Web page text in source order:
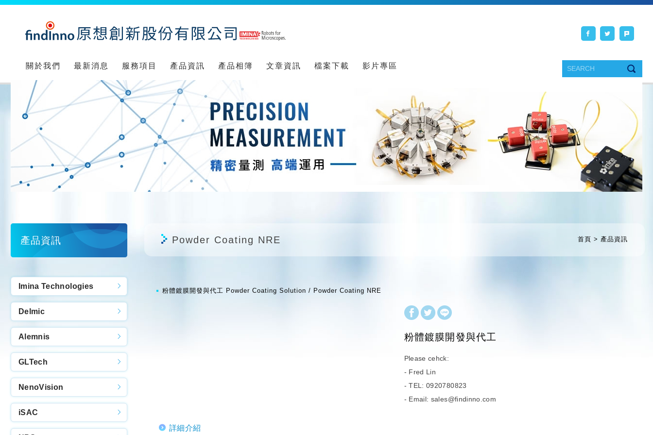
關於我們 最新消息 服務項目 產品資訊 產品相簿 文章資訊 檔案下載 影片專區
產品資訊
Imina Technologies
Delmic
Alemnis
GLTech
NenoVision
iSAC
首頁 產品資訊
Powder Coating NRE
粉體鍍膜開發與代工 Powder Coating Solution Powder Coating NRE
粉體鍍膜開發與代工
Please cehck:
- Fred Lin
- TEL: 0920780823
- Email: sales@findinno.com
詳細介紹